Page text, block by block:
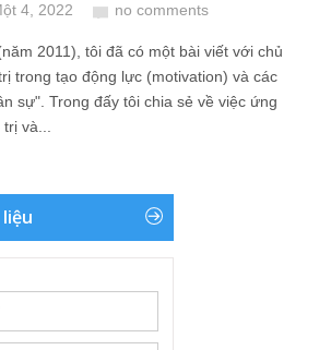
4, 2022 no comments
2011), tôi đã có một bài viết với chủ
trong tạo động lực (motivation) và các
sự". Trong đấy tôi chia sẻ về việc ứng
và...